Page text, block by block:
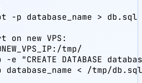
-p database_name > db.sql
on new VPS:
tmp/
"CREATE DATABASE
< /tmp/db.sql